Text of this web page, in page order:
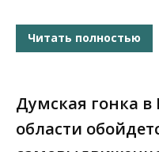
Читать полностью
Думская гонка
области